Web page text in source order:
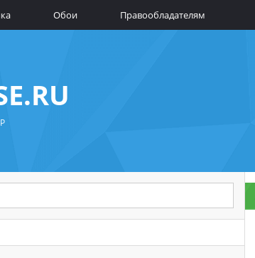
Обои Правообладателям